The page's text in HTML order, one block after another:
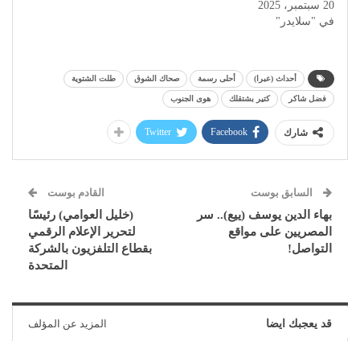
20 سبتمبر، 2025
في "سلايدر"
أحداث (عبرا) أحلى رسمة صحاك الشوق طلت الشتوية
فضل شاكر كتير بشتقلك هوى الجنوب
شارك Facebook
Twitter
السابق بوست
بهاء الدين يوسف (ييع).. سر
المصريين على مواقع
التواصل!
القادم بوست
(خليل العوامي) رئيسًا
لتحرير الإعلام الرقمي
بقطاع التلفزيون بالشركة
المتحدة
قد يعجبك ايضا المزيد عن المؤلف